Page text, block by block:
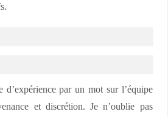
d’expérience par un mot sur l’équipe
et discrétion. Je n’oublie pas